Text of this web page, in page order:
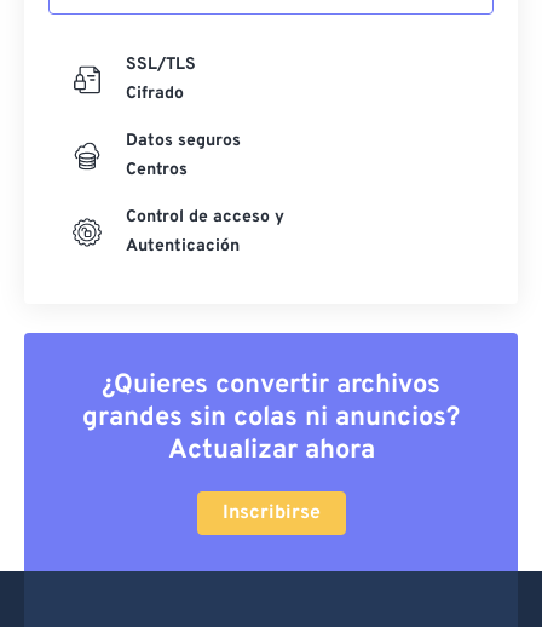
SSL/TLS
Cifrado
Datos seguros
Centros
Control de acceso y
Autenticación
¿Quieres convertir archivos
grandes sin colas ni anuncios?
Actualizar ahora
Inscribirse